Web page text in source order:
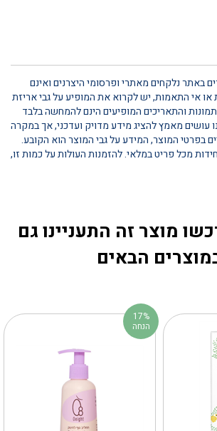
באתר נלקחים מאתרי ופרסומי היצרנים ואינם
או אי התאמות, יש לקרוא את המופיע על גבי אריזת
והתאריכים המופיעים הינם להמחשה בלבד
עושים מאמץ להציג מידע מדויק ועדכני, אך במקרה
בפרטי המוצר, המידע על גבי המוצר הוא הקובע.
האתר מחזיק עד 5 יחידות מכל פריט במלאי. להזמנות העולות על כמות זו,
מוצר זה התעניינו גם
הבאים
17%
הנחה